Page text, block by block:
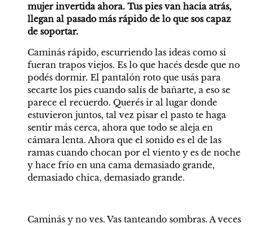
mujer invertida ahora. Tus pies van hacia atrás,
llegan al pasado más rápido de lo que sos capaz
de soportar.
Caminás rápido, escurriendo las ideas como si
fueran trapos viejos. Es lo que hacés desde que no
podés dormir. El pantalón roto que usás para
secarte los pies cuando salís de bañarte, a eso se
parece el recuerdo. Querés ir al lugar donde
estuvieron juntos, tal vez pisar el pasto te haga
sentir más cerca, ahora que todo se aleja en
cámara lenta. Ahora que el sonido es el de las
ramas cuando chocan por el viento y es de noche
y hace frío en una cama demasiado grande,
demasiado chica, demasiado grande.
Caminás y no ves. Vas tanteando sombras. A veces